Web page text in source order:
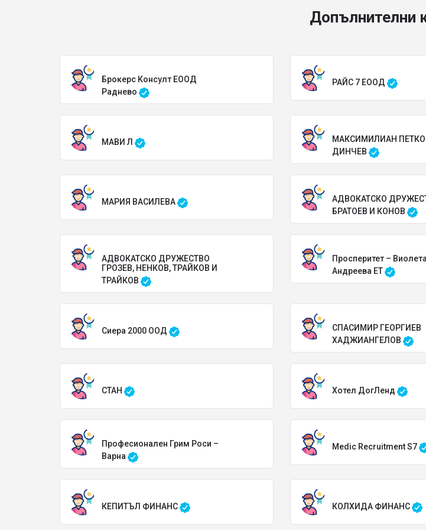
Допълнителни
Брокерс Консулт ЕООД
Раднево
РАЙС 7 ЕООД
МАВИ Л
МАКСИМИЛИАН
ДИНЧЕВ
МАРИЯ ВАСИЛЕВА
АДВОКАТСКО
БРАТОЕВ И КОНОВ
АДВОКАТСКО ДРУЖЕСТВО
ГРОЗЕВ, НЕНКОВ, ТРАЙКОВ И
ТРАЙКОВ
Просперитет – Виолета
Андреева ЕТ
Сиера 2000 ООД
СПАСИМИР ГЕОРГИЕВ
ХАДЖИАНГЕЛОВ
СТАН Хотел ДогЛенд
Професионален Грим Роси –
Варна
Medic Recruitment S7
КЕПИТЪЛ ФИНАНС КОЛХИДА ФИНАНС